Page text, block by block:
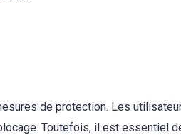
de protection. Les
Toutefois, il est essentiel